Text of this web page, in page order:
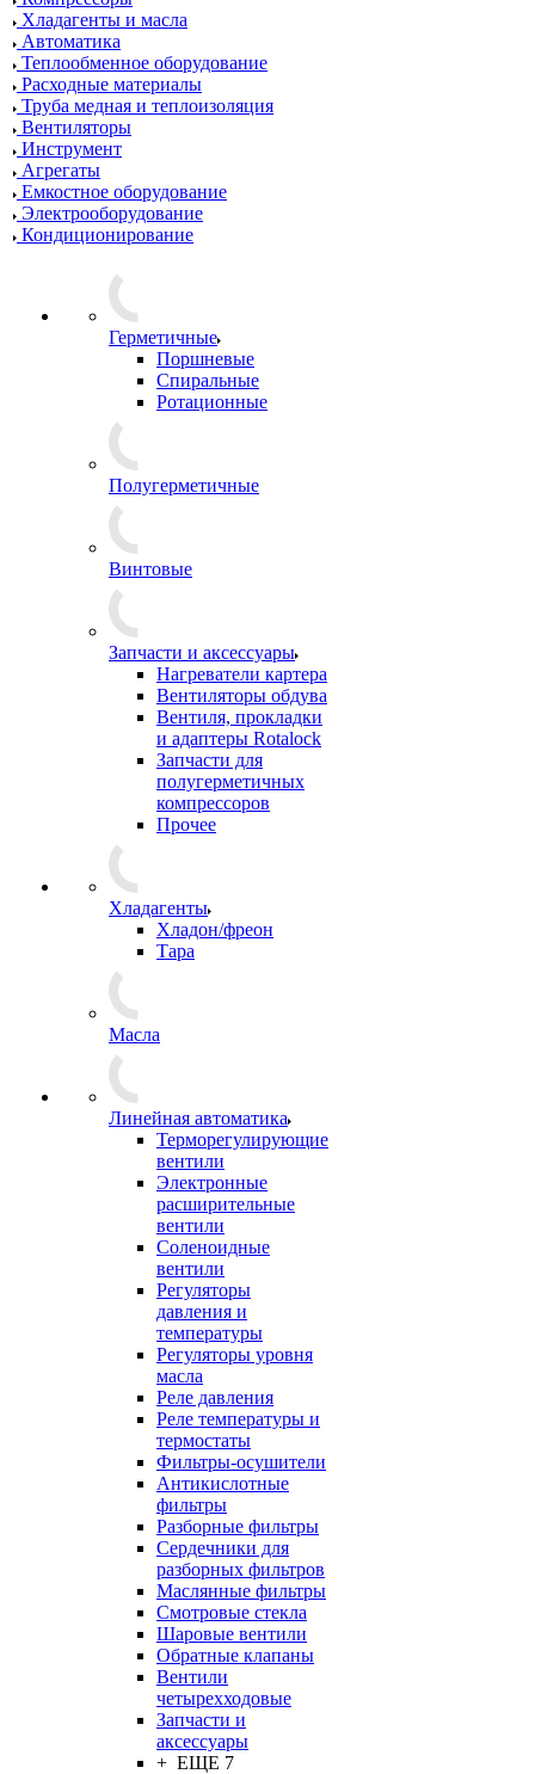
Хладагенты и масла
Автоматика
Теплообменное оборудование
Расходные материалы
Труба медная и теплоизоляция
Вентиляторы
Инструмент
Агрегаты
Емкостное оборудование
Электрооборудование
Кондиционирование
Герметичные
Поршневые
Спиральные
Ротационные
Полугерметичные
Винтовые
Запчасти и аксессуары
Нагреватели картера
Вентиляторы обдува
Вентиля, прокладки
и адаптеры Rotalock
Запчасти для
полугерметичных
компрессоров
Прочее
Хладагенты
Хладон/фреон
Тара
Масла
Линейная автоматика
Терморегулирующие
вентили
Электронные
расширительные
вентили
Соленоидные
вентили
Регуляторы
давления и
температуры
Регуляторы уровня
масла
Реле давления
Реле температуры и
термостаты
Фильтры-осушители
Антикислотные
фильтры
Разборные фильтры
Сердечники для
разборных фильтров
Маслянные фильтры
Смотровые стекла
Шаровые вентили
Обратные клапаны
Вентили
четырехходовые
Запчасти и
аксессуары
+ ЕЩЕ 7